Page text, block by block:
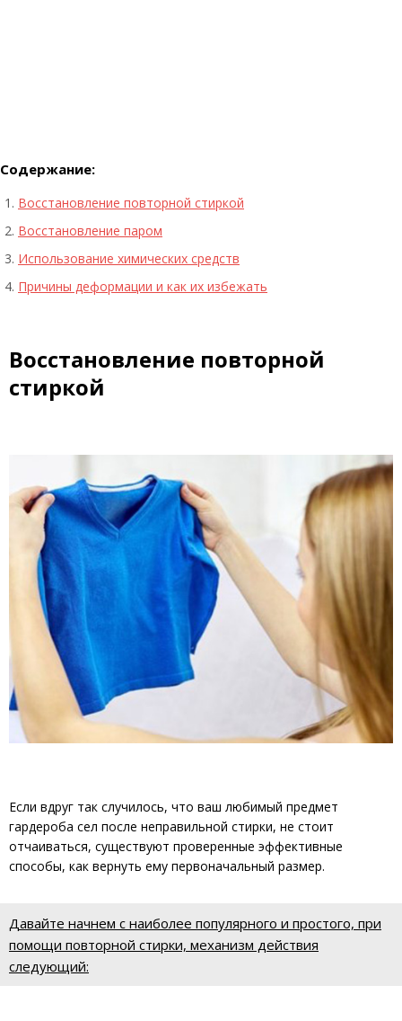
Содержание:
Восстановление повторной стиркой
Восстановление паром
Использование химических средств
Причины деформации и как их избежать
Восстановление повторной
стиркой
Если вдруг так случилось, что ваш любимый предмет
гардероба сел после неправильной стирки, не стоит
отчаиваться, существуют проверенные эффективные
способы, как вернуть ему первоначальный размер.
Давайте начнем с наиболее популярного и простого, при
помощи повторной стирки, механизм действия
следующий: